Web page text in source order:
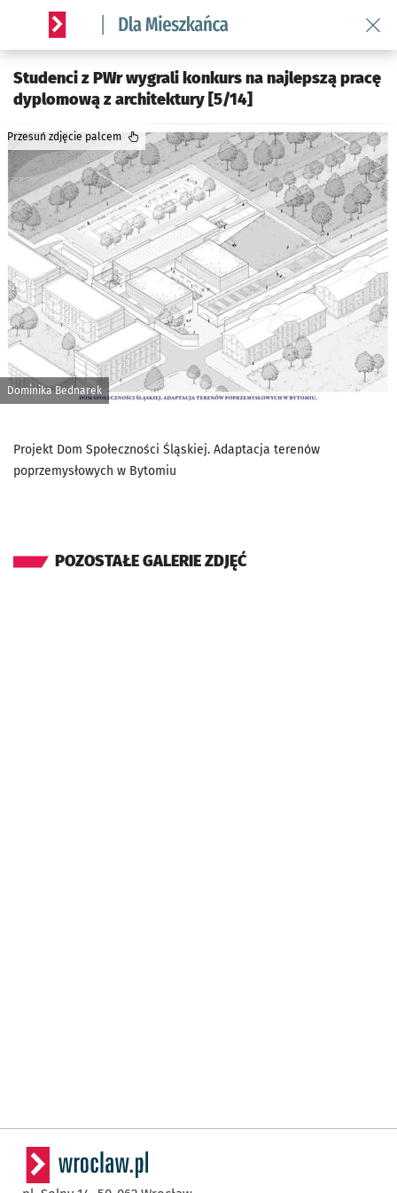
Serwis informacyjny wroclaw.pl podserwis: Dla mieszkańca
Studenci z PWr wygrali konkurs na najlepszą pracę
dyplomową z architektury [5/14]
Dominika Bednarek
Przesuń zdjęcie palcem
Projekt Dom Społeczności Śląskiej. Adaptacja terenów
poprzemysłowych w Bytomiu
POZOSTAŁE GALERIE ZDJĘĆ